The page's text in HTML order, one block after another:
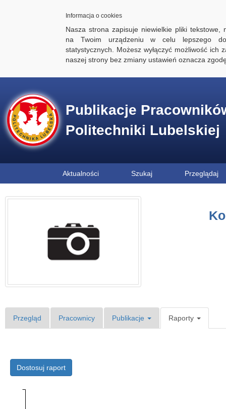
Informacja o cookies
Nasza strona zapisuje niewielkie pliki tekstowe,
na Twoim urządzeniu w celu lepszego
statystycznych. Możesz wyłączyć możliwość ich
naszej strony bez zmiany ustawień oznacza
Publikacje
Politechniki Lubelskiej
Aktualności Szukaj Przeglądaj
Przegląd Pracownicy Publikacje Raporty
Dostosuj raport